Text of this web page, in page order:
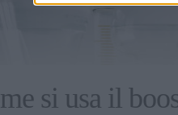
si usa il